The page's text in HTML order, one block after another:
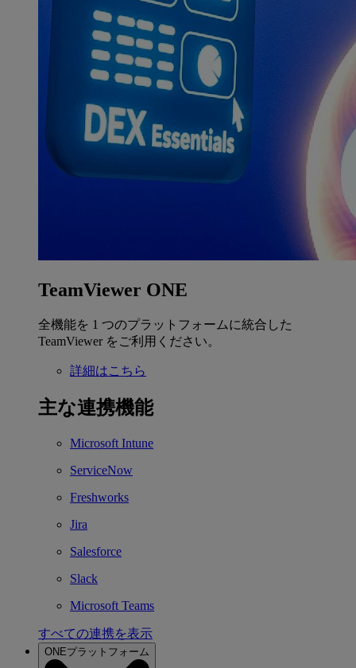
TeamViewer ONE
全機能を 1 つのプラットフォームに統合した
TeamViewer をご利用ください。
詳細はこちら
主な連携機能
Microsoft Intune
ServiceNow
Freshworks
Jira
Salesforce
Slack
Microsoft Teams
すべての連携を表示
ONEプラットフォーム